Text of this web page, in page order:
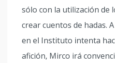
sólo con la utilización de
crear cuentos de hadas.
en el Instituto intenta
afición, Mirco irá